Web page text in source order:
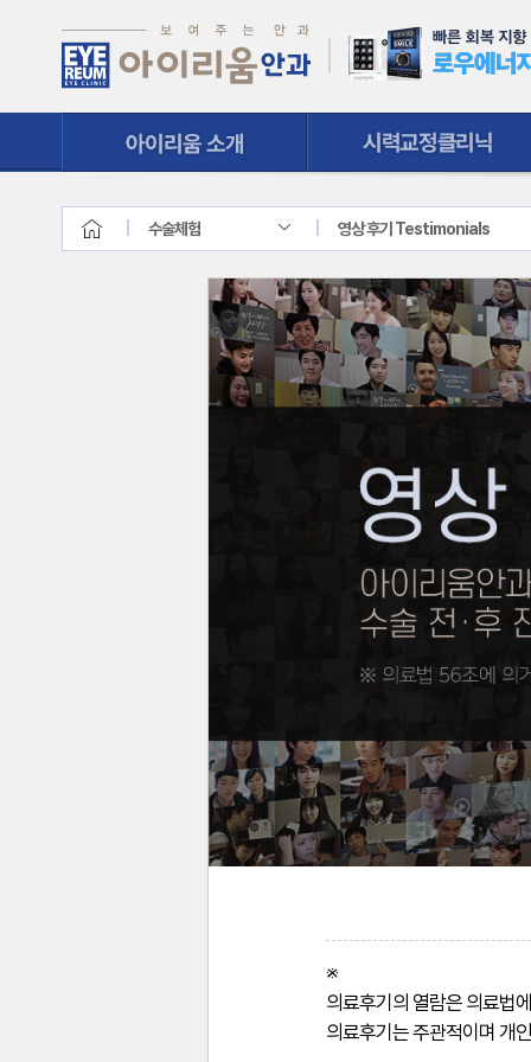
시력교정클리닉 질환클리닉
수술체험 영상 후기 Testimonials
※
의료후기의 열람은 의료법
의료후기는 주관적이며 개